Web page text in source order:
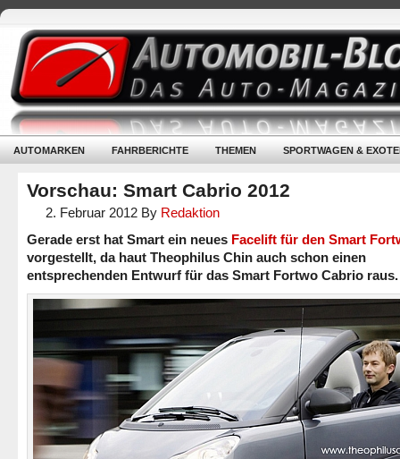
AUTOMARKEN FAHRBERICHTE THEMEN SPORTWAGEN &
Vorschau: Smart Cabrio 2012
2. Februar 2012 By Redaktion
Gerade erst hat Smart ein neues Facelift für den Smart
vorgestellt, da haut Theophilus Chin auch schon einen
entsprechenden Entwurf für das Smart Fortwo Cabrio raus.